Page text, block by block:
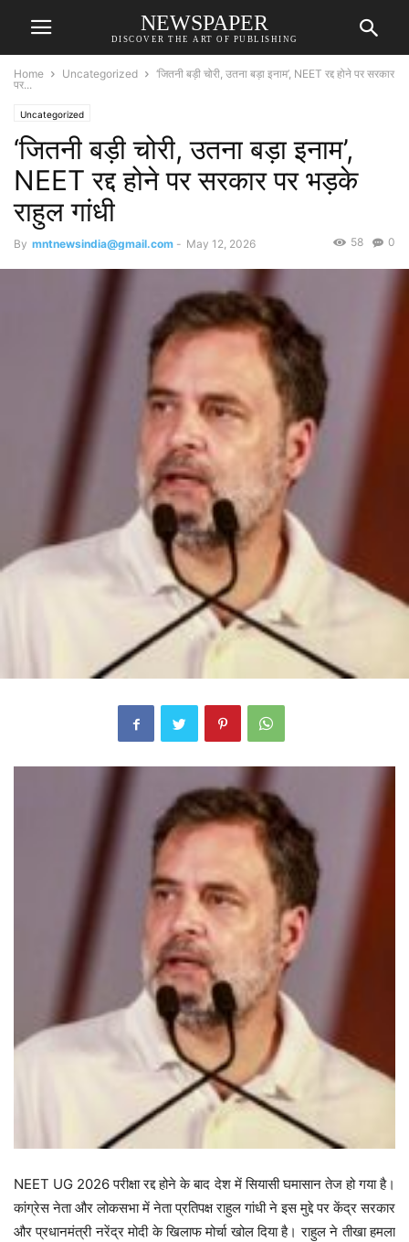
NEWSPAPER
DISCOVER THE ART OF PUBLISHING
Home Uncategorized
‘जितनी बड़ी चोरी, उतना बड़ा इनाम’, NEET रद्द होने पर सरकार
पर...
Uncategorized
‘जितनी बड़ी चोरी, उतना बड़ा इनाम’,
NEET रद्द होने पर सरकार पर भड़के
राहुल गांधी
By mntnewsindia@gmail.com - May 12, 2026 0
58
NEET UG 2026 परीक्षा रद्द होने के बाद देश में सियासी घमासान तेज हो गया है।
कांग्रेस नेता और लोकसभा में नेता प्रतिपक्ष राहुल गांधी ने इस मुद्दे पर केंद्र सरकार
और प्रधानमंत्री नरेंद्र मोदी के खिलाफ मोर्चा खोल दिया है। राहुल ने तीखा हमला